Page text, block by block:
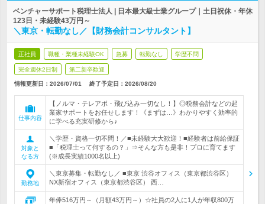
ベンチャーサポート税理士法人 | 日本最大級士業グループ｜土日祝休・年休
123日・未経験43万円～
＼東京・転勤なし／【財務会計コンサルタント】
正社員 職種・業種未経験OK 急募 転勤なし 学歴不問
完全週休2日制 第二新卒歓迎
情報更新日：2026/07/01 終了予定日： 2026/08/20
仕事内容
【ノルマ・テレアポ・飛び込み一切なし！】◎税務会計などの起
業家サポートをお任せします！《まずは…》わかりやすく効率的
に学べる充実研修から♪
対象と
なる方
＼学歴・資格一切不問！／■未経験大大歓迎！■経験者は前給保証
■「税理士って何するの？」⇒そんな方も是非！プロに育てます
(※成長実績1000名以上)
勤務地
＼東京募集・転勤なし／ ■東京 渋谷オフィス（東京都渋谷区）
NX新宿オフィス（東京都渋谷区） 西…
年俸516万円～（月額43万円～）☆社員の2人に1人が年収800万